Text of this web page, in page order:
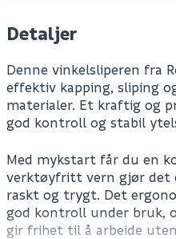
Detaljer
Denne vinkelsliperen fra
effektiv kapping, sliping
materialer. Et kraftig og
god kontroll og stabil
Med mykstart får du en
verktøyfritt vern gjør det
raskt og trygt. Det
god kontroll under bruk,
gir frihet til å arbeide